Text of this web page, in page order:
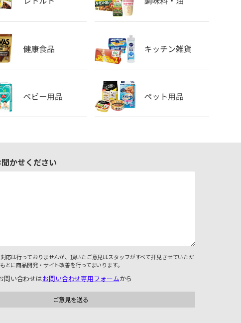
かせください
応は行っておりませんが、頂いたご意見はスタッフがすべて拝見させていただ
とに商品開発・サイト改善を行ってまいります。
問い合わせはお問い合わせ専用フォームから